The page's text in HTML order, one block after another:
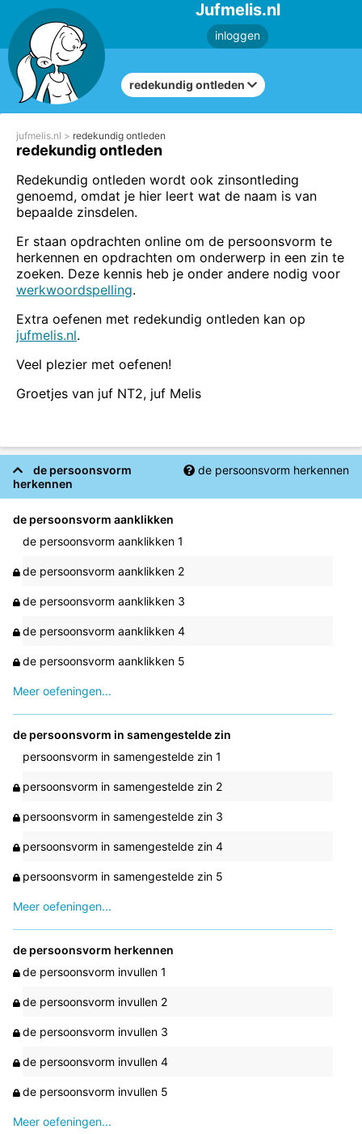
Jufmelis.nl
inloggen
redekundig ontleden
jufmelis.nl redekundig ontleden
redekundig ontleden
Redekundig ontleden wordt ook zinsontleding
genoemd, omdat je hier leert wat de naam is van
bepaalde zinsdelen.
Er staan opdrachten online om de persoonsvorm te
herkennen en opdrachten om onderwerp in een zin te
zoeken. Deze kennis heb je onder andere nodig voor
werkwoordspelling.
Extra oefenen met redekundig ontleden kan op
jufmelis.nl.
Veel plezier met oefenen!
Groetjes van juf NT2, juf Melis
de persoonsvorm
herkennen
de persoonsvorm herkennen
de persoonsvorm aanklikken
de persoonsvorm aanklikken 1
de persoonsvorm aanklikken 2
de persoonsvorm aanklikken 3
de persoonsvorm aanklikken 4
de persoonsvorm aanklikken 5
Meer oefeningen...
de persoonsvorm in samengestelde zin
persoonsvorm in samengestelde zin 1
persoonsvorm in samengestelde zin 2
persoonsvorm in samengestelde zin 3
persoonsvorm in samengestelde zin 4
persoonsvorm in samengestelde zin 5
Meer oefeningen...
de persoonsvorm herkennen
de persoonsvorm invullen 1
de persoonsvorm invullen 2
de persoonsvorm invullen 3
de persoonsvorm invullen 4
de persoonsvorm invullen 5
Meer oefeningen...